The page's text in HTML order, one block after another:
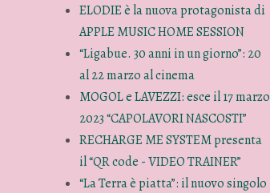
ELODIE è la nuova protagonista di
APPLE MUSIC HOME SESSION
“Ligabue. 30 anni in un giorno”: 20
al 22 marzo al cinema
MOGOL e LAVEZZI: esce il 17 marzo
2023 “CAPOLAVORI NASCOSTI”
RECHARGE ME SYSTEM presenta
il “QR code - VIDEO TRAINER”
“La Terra è piatta”: il nuovo singolo